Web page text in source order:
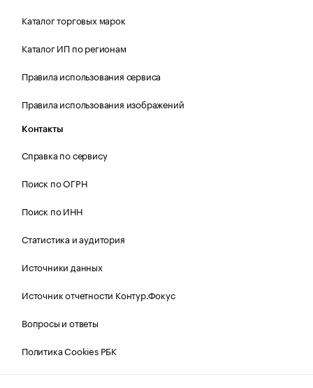
Каталог торговых марок
Каталог ИП по регионам
Правила использования сервиса
Правила использования изображений
Контакты
Справка по сервису
Поиск по ОГРН
Поиск по ИНН
Статистика и аудитория
Источники данных
Источник отчетности Контур.Фокус
Вопросы и ответы
Политика Cookies РБК